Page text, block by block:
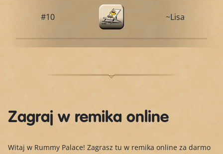
#10 ~Lisa
Zagraj w remika online
Witaj w Rummy Palace! Zagrasz tu w remika online za darmo